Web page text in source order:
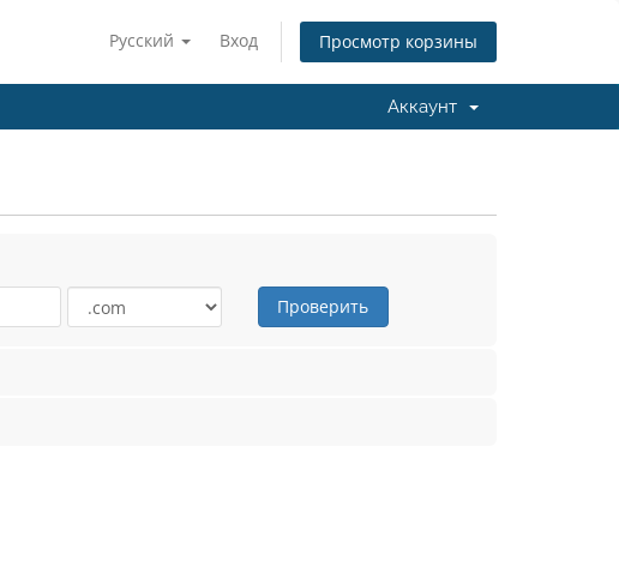
Русский Вход Просмотр корзины
Аккаунт
Проверить